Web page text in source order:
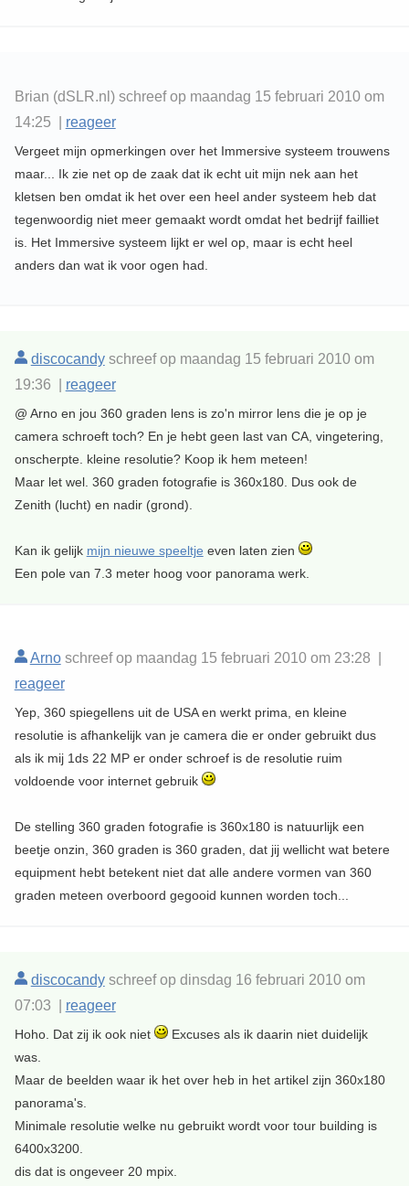
Brian (dSLR.nl) schreef op maandag 15 februari 2010 om
14:25 | reageer
Vergeet mijn opmerkingen over het Immersive systeem trouwens
maar... Ik zie net op de zaak dat ik echt uit mijn nek aan het
kletsen ben omdat ik het over een heel ander systeem heb dat
tegenwoordig niet meer gemaakt wordt omdat het bedrijf failliet
is. Het Immersive systeem lijkt er wel op, maar is echt heel
anders dan wat ik voor ogen had.
discocandyschreef op maandag 15 februari 2010 om
19:36 | reageer
@ Arno en jou 360 graden lens is zo'n mirror lens die je op je
camera schroeft toch? En je hebt geen last van CA, vingetering,
onscherpte. kleine resolutie? Koop ik hem meteen!
Maar let wel. 360 graden fotografie is 360x180. Dus ook de
Zenith (lucht) en nadir (grond).
Kan ik gelijk mijn nieuwe speeltje even laten zien
Een pole van 7.3 meter hoog voor panorama werk.
Arnoschreef op maandag 15 februari 2010 om 23:28 |
reageer
Yep, 360 spiegellens uit de USA en werkt prima, en kleine
resolutie is afhankelijk van je camera die er onder gebruikt dus
als ik mij 1ds 22 MP er onder schroef is de resolutie ruim
voldoende voor internet gebruik
De stelling 360 graden fotografie is 360x180 is natuurlijk een
beetje onzin, 360 graden is 360 graden, dat jij wellicht wat betere
equipment hebt betekent niet dat alle andere vormen van 360
graden meteen overboord gegooid kunnen worden toch...
discocandyschreef op dinsdag 16 februari 2010 om
07:03 | reageer
Hoho. Dat zij ik ook niet
Excuses als ik daarin niet duidelijk
was.
Maar de beelden waar ik het over heb in het artikel zijn 360x180
panorama's.
Minimale resolutie welke nu gebruikt wordt voor tour building is
6400x3200.
dis dat is ongeveer 20 mpix.